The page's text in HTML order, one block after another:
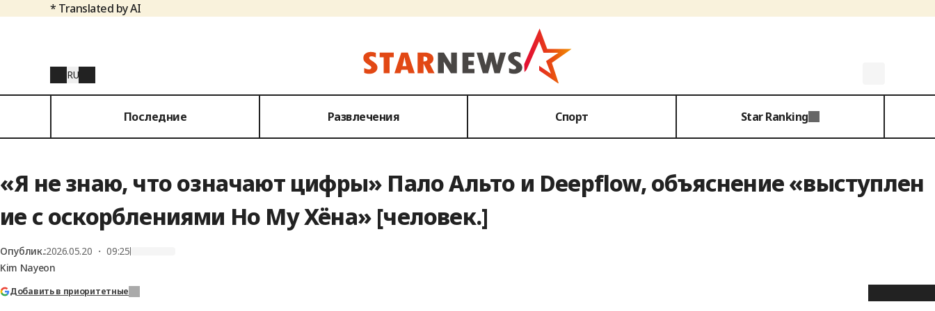
* Translated by AI
RU
Последние Развлечения Спорт Star Ranking
«Я не знаю, что означают цифры» Пало Альто и Deepflow, объяснение «выступлен
ие с оскорблениями Но Му Хёна» [человек.]
Опублик.:2026.05.20 ・ 09:25
Kim Nayeon
Добавить в приоритетные